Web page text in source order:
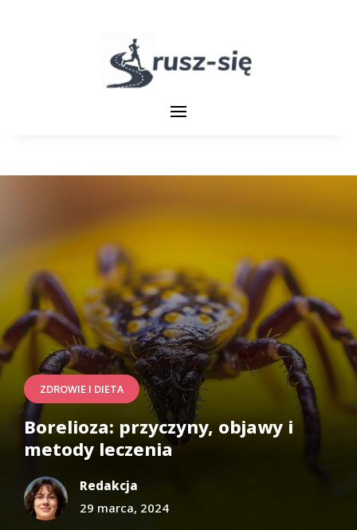
ZDROWIE I DIETA
Borelioza: przyczyny, objawy i
metody leczenia
Redakcja
29 marca, 2024